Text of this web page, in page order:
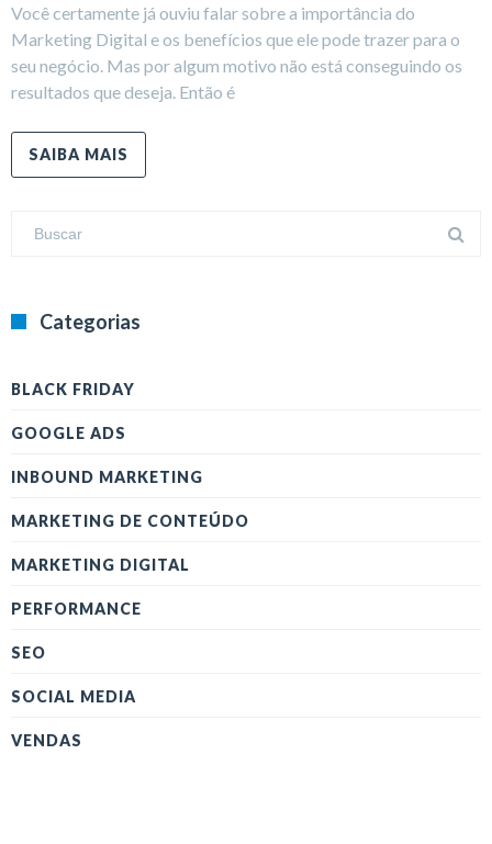
Você certamente já ouviu falar sobre a importância do
Marketing Digital e os benefícios que ele pode trazer para o
seu negócio. Mas por algum motivo não está conseguindo os
resultados que deseja. Então é
SAIBA MAIS
Categorias
BLACK FRIDAY
GOOGLE ADS
INBOUND MARKETING
MARKETING DE CONTEÚDO
MARKETING DIGITAL
PERFORMANCE
SEO
SOCIAL MEDIA
VENDAS